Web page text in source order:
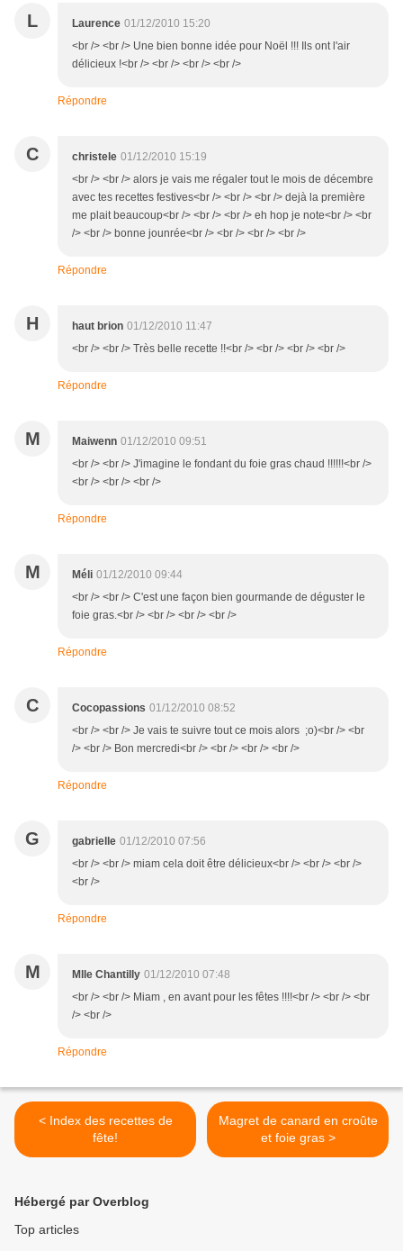
L Laurence 01/12/2010 15:20
<br /> <br /> Une bien bonne idée pour Noël !!! Ils ont l'air
délicieux !<br /> <br /> <br /> <br />
Répondre
C christele 01/12/2010 15:19
<br /> <br /> alors je vais me régaler tout le mois de décembre
avec tes recettes festives<br /> <br /> <br /> dejà la première
me plait beaucoup<br /> <br /> <br /> eh hop je note<br /> <br
/> <br /> bonne jounrée<br /> <br /> <br /> <br />
Répondre
H haut brion 01/12/2010 11:47
<br /> <br /> Très belle recette !!<br /> <br /> <br /> <br />
Répondre
M Maiwenn 01/12/2010 09:51
<br /> <br /> J'imagine le fondant du foie gras chaud !!!!!!<br />
<br /> <br /> <br />
Répondre
M Méli 01/12/2010 09:44
<br /> <br /> C'est une façon bien gourmande de déguster le
foie gras.<br /> <br /> <br /> <br />
Répondre
C Cocopassions 01/12/2010 08:52
<br /> <br /> Je vais te suivre tout ce mois alors ;o)<br /> <br
/> <br /> Bon mercredi<br /> <br /> <br /> <br />
Répondre
G gabrielle 01/12/2010 07:56
<br /> <br /> miam cela doit être délicieux<br /> <br /> <br />
<br />
Répondre
M Mlle Chantilly 01/12/2010 07:48
<br /> <br /> Miam , en avant pour les fêtes !!!!<br /> <br /> <br
/> <br />
Répondre
< Index des recettes de
fête!
Magret de canard en croûte
et foie gras >
Hébergé par Overblog
Top articles